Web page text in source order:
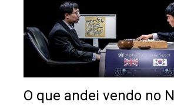
O que andei vendo no